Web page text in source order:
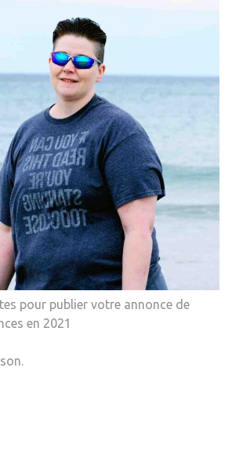
pour publier votre annonce de
en 2021